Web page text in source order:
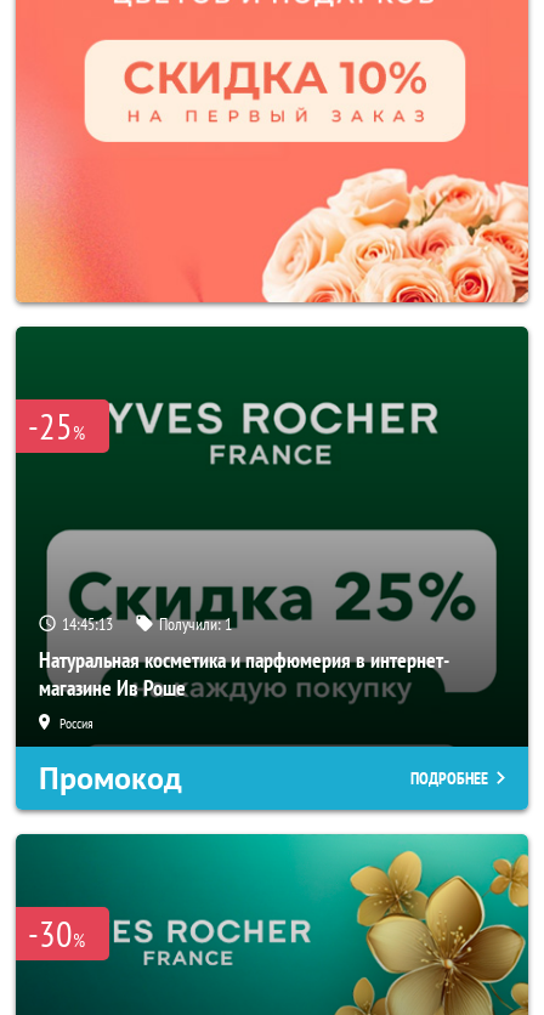
-25%
14:45:12 Получили:1
Натуральная косметика и парфюмерия в интернет-
магазине Ив Роше
Россия
Промокод ПОДРОБНЕЕ
-30%